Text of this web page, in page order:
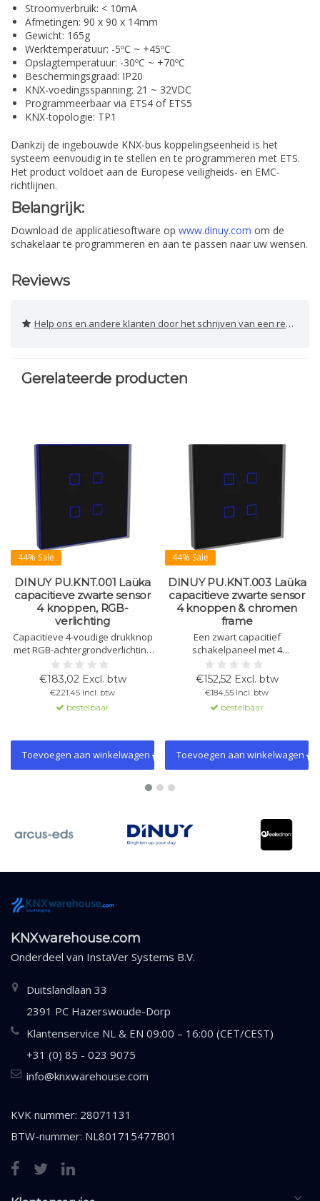
Stroomverbruik: < 10mA
Afmetingen: 90 x 90 x 14mm
Gewicht: 165g
Werktemperatuur: -5ºC ~ +45ºC
Opslagtemperatuur: -30ºC ~ +70ºC
Beschermingsgraad: IP20
KNX-voedingsspanning: 21 ~ 32VDC
Programmeerbaar via ETS4 of ETS5
KNX-topologie: TP1
Dankzij de ingebouwde KNX-bus koppelingseenheid is het
systeem eenvoudig in te stellen en te programmeren met ETS.
Het product voldoet aan de Europese veiligheids- en EMC-
richtlijnen.
Belangrijk:
Download de applicatiesoftware op www.dinuy.com om de
schakelaar te programmeren en aan te passen naar uw wensen.
Reviews
Help ons en andere klanten door het schrijven van een review
Gerelateerde producten
44% Sale
DINUY PU.KNT.001 Laüka
capacitieve zwarte sensor
4 knoppen, RGB-
verlichting
Capacitieve 4-voudige drukknop
met RGB-achtergrondverlichting
en zwart glas. Bediening van
verlichting, jaloezieën en scènes.
Inclusief temperatuursensor en
thermostaat. Programmeren via
ETS4 of hoger.
€183,02 Excl. btw
€221,45 Incl. btw
bestelbaar
Toevoegen aan winkelwagen
44% Sale
DINUY PU.KNT.003 Laüka
capacitieve zwarte sensor
4 knoppen & chromen
frame
Een zwart capacitief
schakelpaneel met 4
aanraakknoppen en
chroomrand. Bevat temperatuur-
en thermostaatfunctie, RGB-
verlichting, en volledige
aanpasbaarheid via ETS-
€152,52 Excl. btw
€184,55 Incl. btw
bestelbaar
Toevoegen aan winkelwagen
KNXwarehouse.com
Onderdeel van InstaVer Systems B.V.
Duitslandlaan 33
2391 PC Hazerswoude-Dorp
Klantenservice NL & EN 09:00 – 16:00 (CET/CEST)
+31 (0) 85 - 023 9075
info@knxwarehouse.com
KVK nummer: 28071131
BTW-nummer: NL801715477B01